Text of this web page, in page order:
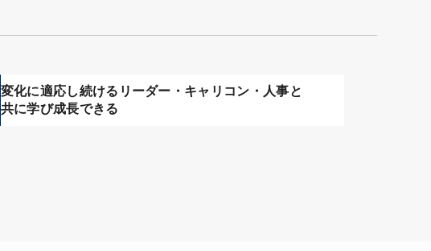
変化に適応し続けるリーダー・キャリコン・人事と
共に学び成長できる